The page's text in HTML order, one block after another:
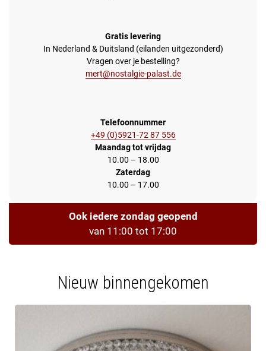
Gratis levering
In Nederland & Duitsland (eilanden uitgezonderd)
Vragen over je bestelling?
mert@nostalgie-palast.de
Telefoonnummer
+49 (0)5921-72 87 556
Maandag tot vrijdag
10.00 – 18.00
Zaterdag
10.00 – 17.00
Ook iedere zondag geopend
van 11:00 tot 17:00
Nieuw binnengekomen